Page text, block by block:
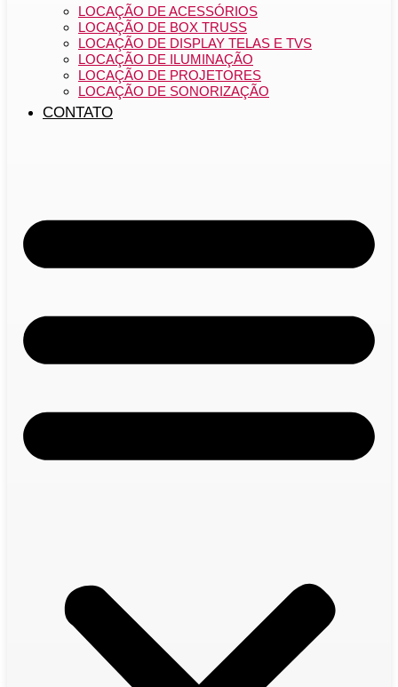
LOCAÇÃO DE ACESSÓRIOS
LOCAÇÃO DE BOX TRUSS
LOCAÇÃO DE DISPLAY TELAS E TVS
LOCAÇÃO DE ILUMINAÇÃO
LOCAÇÃO DE PROJETORES
LOCAÇÃO DE SONORIZAÇÃO
CONTATO